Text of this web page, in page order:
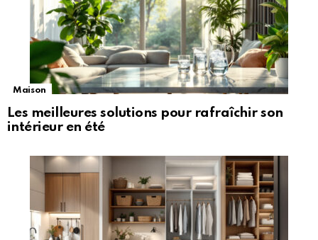
Maison
Les meilleures solutions pour rafraîchir son
intérieur en été